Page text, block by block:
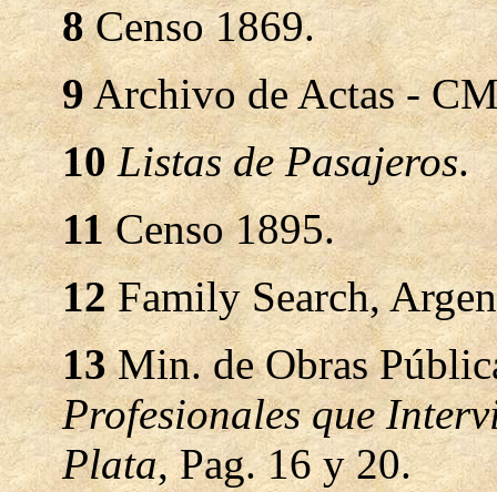
8Censo 1869.
9Archivo de Actas -
10 Listas de Pasajeros.
11Censo 1895.
12Family Search,
13Min. de Obras
Profesionales que
Plata, Pag. 16 y 20.